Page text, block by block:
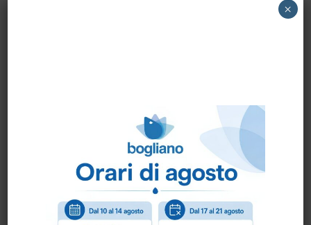
CARATTERISTICHE CHIMICO FISICHE
Composizione : VISCOSA
Grammatura : 50gr./mq.
Assenti : cloruri e fosfati
Spessore : mm 0,05 – 0,07
×